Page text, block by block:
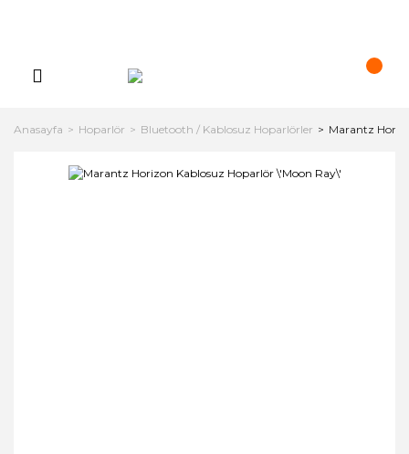
Anasayfa Hoparlör Bluetooth / Kablosuz Hoparlörler Marantz